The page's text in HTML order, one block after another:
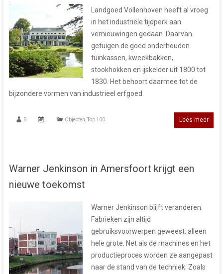
Landgoed Vollenhoven heeft al vroeg
in het industriële tijdperk aan
vernieuwingen gedaan. Daarvan
getuigen de goed onderhouden
tuinkassen, kweekbakken,
stookhokken en ijskelder uit 1800 tot
1830. Het behoort daarmee tot de
bijzondere vormen van industrieel erfgoed.
B Objecten Top 100 Lees meer
Warner Jenkinson in Amersfoort krijgt een
nieuwe toekomst
Warner Jenkinson blijft veranderen.
Fabrieken zijn altijd
gebruiksvoorwerpen geweest, alleen
hele grote. Net als de machines en het
productieproces worden ze aangepast
naar de stand van de techniek. Zoals